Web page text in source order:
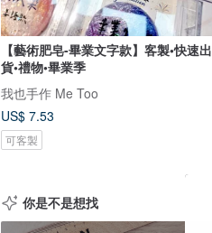
【藝術肥皂-畢業文字款】客製•快速出
貨•禮物•畢業季
我也手作 Me Too
US$ 7.53
可客製
你是不是想找